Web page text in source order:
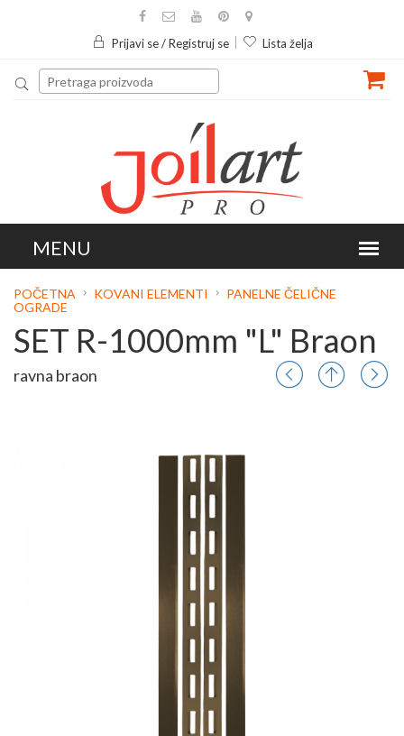
Prijavi se / Registruj se Lista želja
POČETNA KOVANI ELEMENTI
PANELNE ČELIČNE
OGRADE
SET R-1000mm "L" Braon
ravna braon